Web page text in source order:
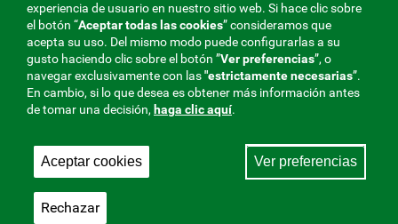
experiencia de usuario en nuestro sitio web. Si hace clic sobre
el botón “Aceptar todas las cookies” consideramos que
acepta su uso. Del mismo modo puede configurarlas a su
gusto haciendo clic sobre el botón ”Ver preferencias”, o
navegar exclusivamente con las"estrictamentenecesarias”.
En cambio, si lo que desea es obtener más información antes
de tomar una decisión, haga clic aquí.
Aceptar cookies Ver preferencias
Rechazar